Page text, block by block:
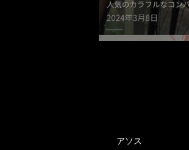
アソス